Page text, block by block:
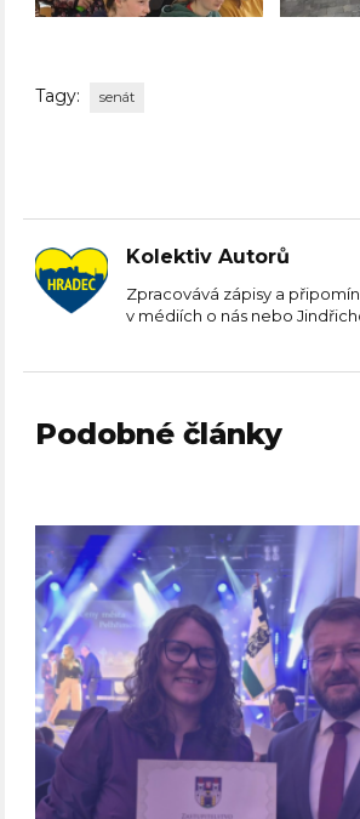
Tagy: senát
Kolektiv Autorů
Zpracovává zápisy a
v médiích o nás nebo
Podobné články